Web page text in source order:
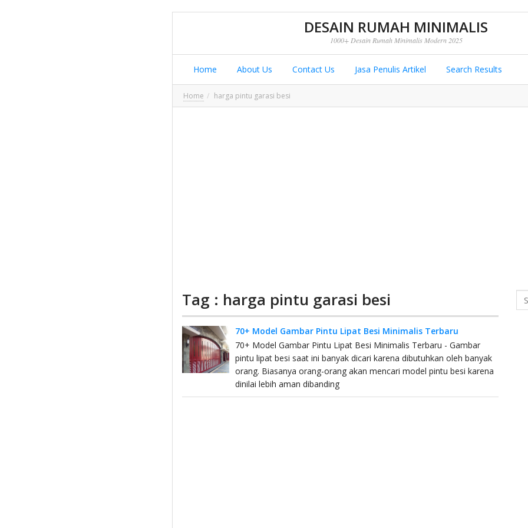
DESAIN RUMAH MINIMALIS
1000+ Desain Rumah Minimalis Modern 2025
Home About Us Contact Us Jasa Penulis Artikel Search Results
Home harga pintu garasi besi
Tag : harga pintu garasi besi
70+ Model Gambar Pintu Lipat Besi Minimalis Terbaru
70+ Model Gambar Pintu Lipat Besi Minimalis Terbaru - Gambar
pintu lipat besi saat ini banyak dicari karena dibutuhkan oleh banyak
orang. Biasanya orang-orang akan mencari model pintu besi karena
dinilai lebih aman dibanding